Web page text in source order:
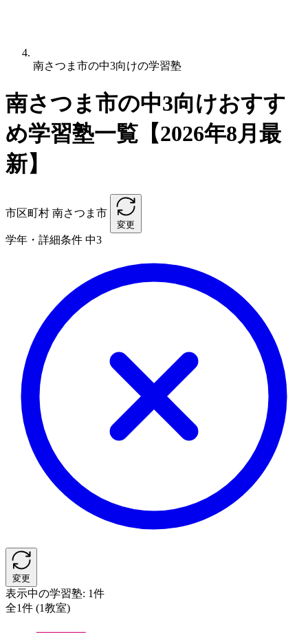
南さつま市の中3向けの学習塾
南さつま市の中3向けおすす
め学習塾一覧【2026年8月最
新】
市区町村 南さつま市
変更
学年・詳細条件 中3
変更
表示中の学習塾: 1件
全1件 (1教室)